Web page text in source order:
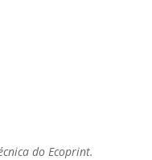
do Ecoprint.